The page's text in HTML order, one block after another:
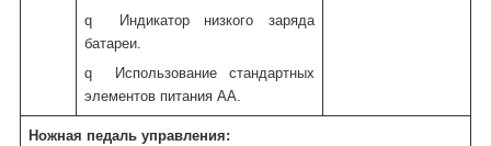
q
Индикатор низкого заряда
батареи.
q
Использование стандартных
элементов питания AA.
Ножная педаль управления: